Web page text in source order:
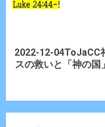
Next
2022-12-04ToJaCC
スの救いと「神の